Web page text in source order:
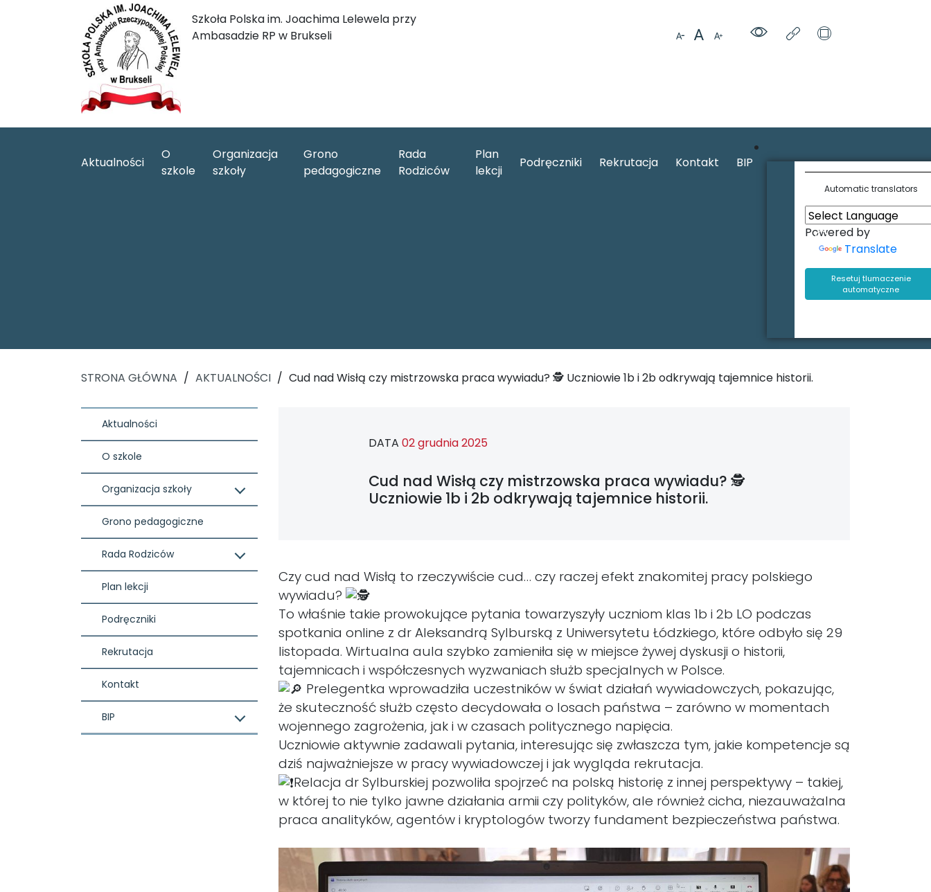
Szkoła Polska im. Joachima Lelewela przy
Ambasadzie RP w Brukseli
Aktualności
O
szkole
Organizacja
szkoły
Grono
pedagogiczne
Rada
Rodziców
Plan
lekcji
Podręczniki Rekrutacja Kontakt BIP
Automatic translators
Powered by
Translate
Resetuj tlumaczenie
automatyczne
STRONA GŁÓWNA / AKTUALNOŚCI / Cud nad Wisłą czy mistrzowska praca wywiadu? 🕵️ Uczniowie 1b i 2b odkrywają tajemnice historii.
Aktualności
O szkole
Organizacja szkoły
Grono pedagogiczne
Rada Rodziców
Plan lekcji
Podręczniki
Rekrutacja
Kontakt
BIP
DATA 02 grudnia 2025
Cud nad Wisłą czy mistrzowska praca wywiadu? 🕵️
Uczniowie 1b i 2b odkrywają tajemnice historii.
Czy cud nad Wisłą to rzeczywiście cud… czy raczej efekt znakomitej pracy polskiego
wywiadu?
To właśnie takie prowokujące pytania towarzyszyły uczniom klas 1b i 2b LO podczas
spotkania online z dr Aleksandrą Sylburską z Uniwersytetu Łódzkiego, które odbyło się 29
listopada. Wirtualna aula szybko zamieniła się w miejsce żywej dyskusji o historii,
tajemnicach i współczesnych wyzwaniach służb specjalnych w Polsce.
Prelegentka wprowadziła uczestników w świat działań wywiadowczych, pokazując,
że skuteczność służb często decydowała o losach państwa – zarówno w momentach
wojennego zagrożenia, jak i w czasach politycznego napięcia.
Uczniowie aktywnie zadawali pytania, interesując się zwłaszcza tym, jakie kompetencje są
dziś najważniejsze w pracy wywiadowczej i jak wygląda rekrutacja.
Relacja dr Sylburskiej pozwoliła spojrzeć na polską historię z innej perspektywy – takiej,
w której to nie tylko jawne działania armii czy polityków, ale również cicha, niezauważalna
praca analityków, agentów i kryptologów tworzy fundament bezpieczeństwa państwa.